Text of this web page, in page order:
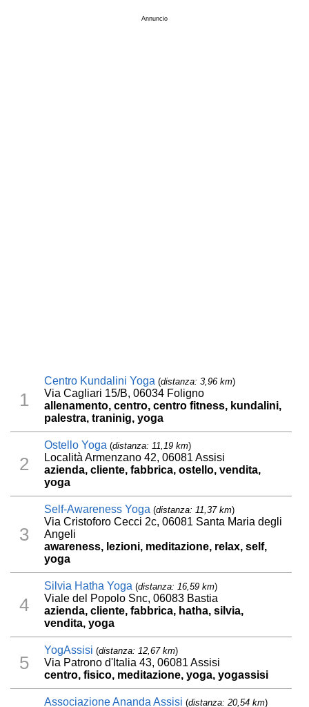
Annuncio
1
Centro Kundalini Yoga (distanza: 3,96 km)
Via Cagliari 15/B, 06034 Foligno
allenamento, centro, centro fitness, kundalini,
palestra, traninig, yoga
2
Ostello Yoga (distanza: 11,19 km)
Località Armenzano 42, 06081 Assisi
azienda, cliente, fabbrica, ostello, vendita,
yoga
3
Self-Awareness Yoga (distanza: 11,37 km)
Via Cristoforo Cecci 2c, 06081 Santa Maria degli
Angeli
awareness, lezioni, meditazione, relax, self,
yoga
4
Silvia Hatha Yoga (distanza: 16,59 km)
Viale del Popolo Snc, 06083 Bastia
azienda, cliente, fabbrica, hatha, silvia,
vendita, yoga
5
YogAssisi (distanza: 12,67 km)
Via Patrono d'Italia 43, 06081 Assisi
centro, fisico, meditazione, yoga, yogassisi
Associazione Ananda Assisi (distanza: 20,54 km)